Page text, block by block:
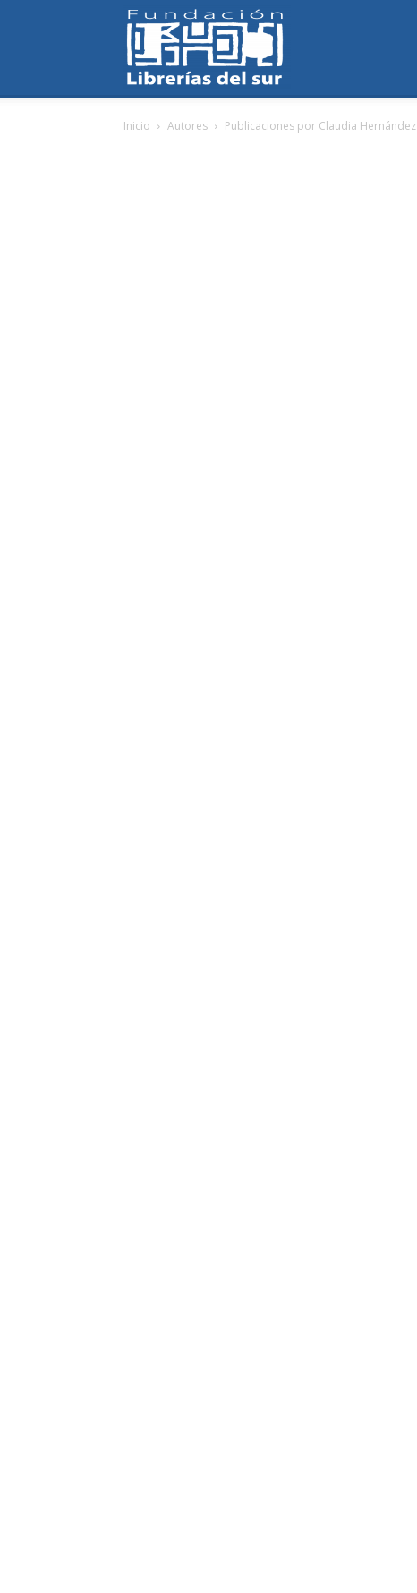
Inicio Autores Publicaciones por Claudia Hernández